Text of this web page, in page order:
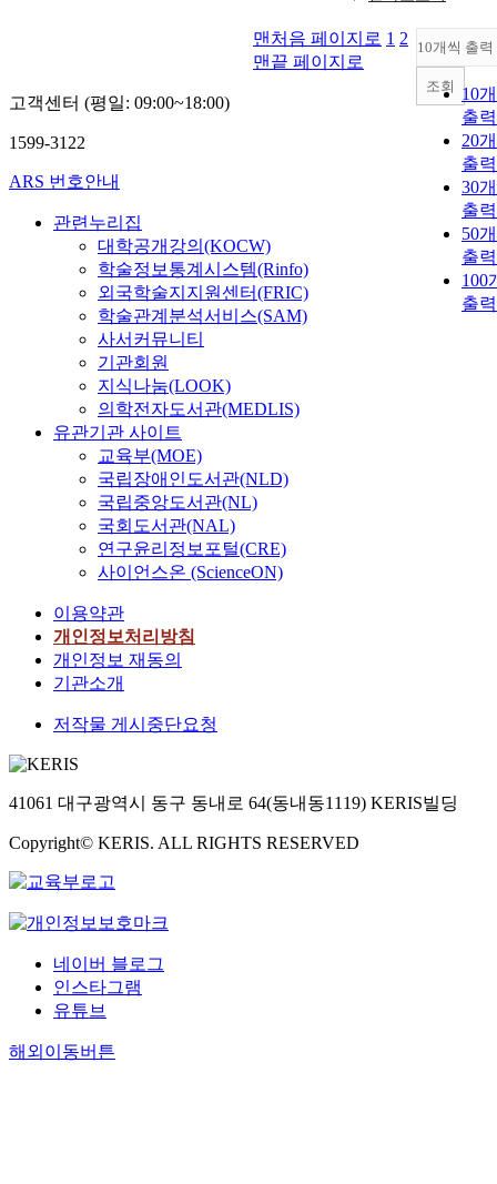
10개씩 출력
10
출력
20
출력
30
출력
50
출력
100
출력
조회
맨처음 페이지로 1 2
맨끝 페이지로
고객센터 (평일: 09:00~18:00)
1599-3122
ARS 번호안내
관련누리집
대학공개강의(KOCW)
학술정보통계시스템(Rinfo)
외국학술지지원센터(FRIC)
학술관계분석서비스(SAM)
사서커뮤니티
기관회원
지식나눔(LOOK)
의학전자도서관(MEDLIS)
유관기관 사이트
교육부(MOE)
국립장애인도서관(NLD)
국립중앙도서관(NL)
국회도서관(NAL)
연구윤리정보포털(CRE)
사이언스온 (ScienceON)
이용약관
개인정보처리방침
개인정보 재동의
기관소개
저작물 게시중단요청
41061 대구광역시 동구 동내로 64(동내동1119) KERIS빌딩
Copyright© KERIS. ALL RIGHTS RESERVED
네이버 블로그
인스타그램
유튜브
해외이동버튼